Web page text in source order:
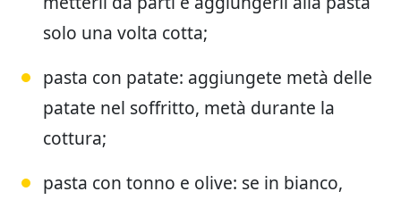
solo una volta cotta;
pasta con patate: aggiungete metà delle
patate nel soffritto, metà durante la
cottura;
pasta con tonno e olive: se in bianco,